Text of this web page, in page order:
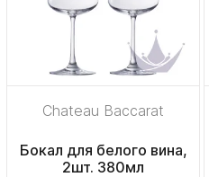
Chateau Baccarat
Бокал для белого вина,
2шт. 380мл